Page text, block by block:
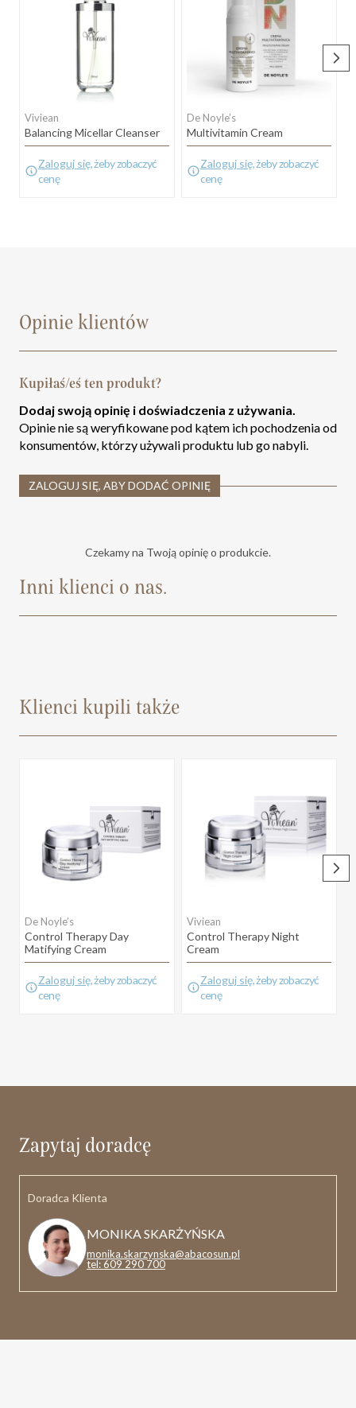
Viviean
Balancing Micellar Cleanser
Zaloguj się, żeby zobaczyć
cenę
De Noyle’s
Multivitamin Cream
Zaloguj się, żeby zobaczyć
cenę
Opinie klientów
Kupiłaś/eś ten produkt?
Dodaj swoją opinię i doświadczenia z używania.
Opinie nie są weryfikowane pod kątem ich pochodzenia od
konsumentów, którzy używali produktu lub go nabyli.
ZALOGUJ SIĘ, ABY DODAĆ OPINIĘ
Czekamy na Twoją opinię o produkcie.
Inni klienci o nas.
Klienci kupili także
De Noyle’s
Control Therapy Day
Matifying Cream
Zaloguj się, żeby zobaczyć
cenę
Viviean
Control Therapy Night
Cream
Zaloguj się, żeby zobaczyć
cenę
Zapytaj doradcę
Doradca Klienta
MONIKA SKARŻYŃSKA
monika.skarzynska@abacosun.pl
tel: 609 290 700